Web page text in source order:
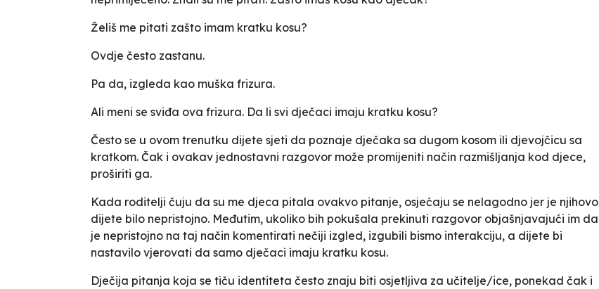
Želiš me pitati zašto imam kratku kosu?
Ovdje često zastanu.
Pa da, izgleda kao muška frizura.
Ali meni se sviđa ova frizura. Da li svi dječaci imaju kratku kosu?
Često se u ovom trenutku dijete sjeti da poznaje dječaka sa dugom kosom ili djevojčicu sa
kratkom. Čak i ovakav jednostavni razgovor može promijeniti način razmišljanja kod djece,
proširiti ga.
Kada roditelji čuju da su me djeca pitala ovakvo pitanje, osjećaju se nelagodno jer je njihovo
dijete bilo nepristojno. Međutim, ukoliko bih pokušala prekinuti razgovor objašnjavajući im da
je nepristojno na taj način komentirati nečiji izgled, izgubili bismo interakciju, a dijete bi
nastavilo vjerovati da samo dječaci imaju kratku kosu.
Dječija pitanja koja se tiču identiteta često znaju biti osjetljiva za učitelje/ice, ponekad čak i